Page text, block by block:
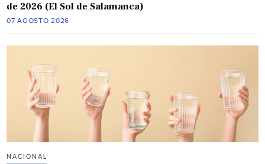
de 2026 (El Sol de Salamanca)
07 AGOSTO 2026
NACIONAL